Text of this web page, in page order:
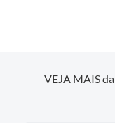
VEJA MAIS